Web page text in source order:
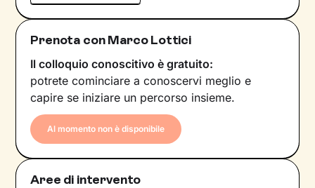
Prenota con Marco Lottici
Il colloquio conoscitivo è gratuito:
potrete cominciare a conoscervi meglio e
capire se iniziare un percorso insieme.
Al momento non è disponibile
Aree di intervento